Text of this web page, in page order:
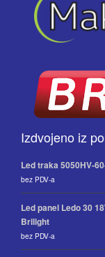
Izdvojeno iz
Led traka 5050HV-
bez PDV-a
Led panel Ledo 30
Brilight
bez PDV-a